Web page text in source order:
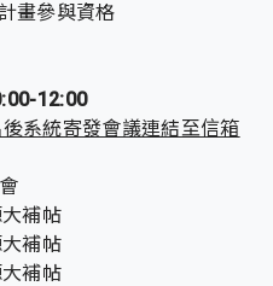
畫參與資格
12:00
系統寄發會議連結至信箱
補帖
補帖
補帖